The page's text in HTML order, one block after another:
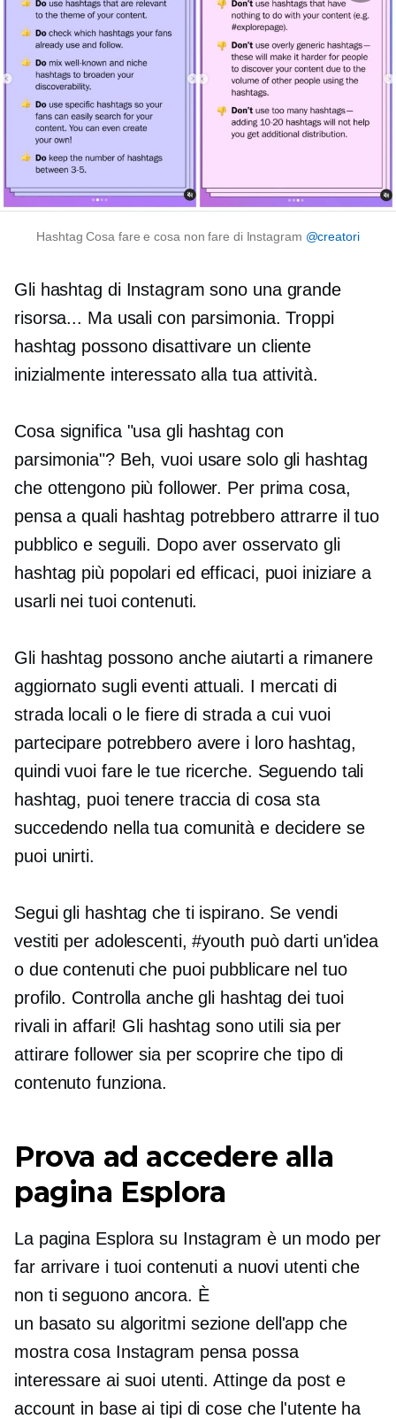
Hashtag Cosa fare e cosa non fare di Instagram @creatori
Gli hashtag di Instagram sono una grande
risorsa... Ma usali con parsimonia. Troppi
hashtag possono disattivare un cliente
inizialmente interessato alla tua attività.
Cosa significa "usa gli hashtag con
parsimonia"? Beh, vuoi usare solo gli hashtag
che ottengono più follower. Per prima cosa,
pensa a quali hashtag potrebbero attrarre il tuo
pubblico e seguili. Dopo aver osservato gli
hashtag più popolari ed efficaci, puoi iniziare a
usarli nei tuoi contenuti.
Gli hashtag possono anche aiutarti a rimanere
aggiornato sugli eventi attuali. I mercati di
strada locali o le fiere di strada a cui vuoi
partecipare potrebbero avere i loro hashtag,
quindi vuoi fare le tue ricerche. Seguendo tali
hashtag, puoi tenere traccia di cosa sta
succedendo nella tua comunità e decidere se
puoi unirti.
Segui gli hashtag che ti ispirano. Se vendi
vestiti per adolescenti, #youth può darti un'idea
o due contenuti che puoi pubblicare nel tuo
profilo. Controlla anche gli hashtag dei tuoi
rivali in affari! Gli hashtag sono utili sia per
attirare follower sia per scoprire che tipo di
contenuto funziona.
Prova ad accedere alla
pagina Esplora
La pagina Esplora su Instagram è un modo per
far arrivare i tuoi contenuti a nuovi utenti che
non ti seguono ancora. È
un basato su algoritmisezione dell'app che
mostra cosa Instagram pensa possa
interessare ai suoi utenti. Attinge da post e
account in base ai tipi di cose che l'utente ha